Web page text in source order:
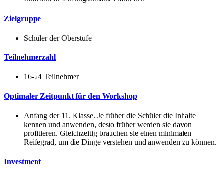
Zielgruppe
Schüler der Oberstufe
Teilnehmerzahl
16-24 Teilnehmer
Optimaler Zeitpunkt für den Workshop
Anfang der 11. Klasse. Je früher die Schüler die Inhalte
kennen und anwenden, desto früher werden sie davon
profitieren. Gleichzeitig brauchen sie einen minimalen
Reifegrad, um die Dinge verstehen und anwenden zu können.
Investment